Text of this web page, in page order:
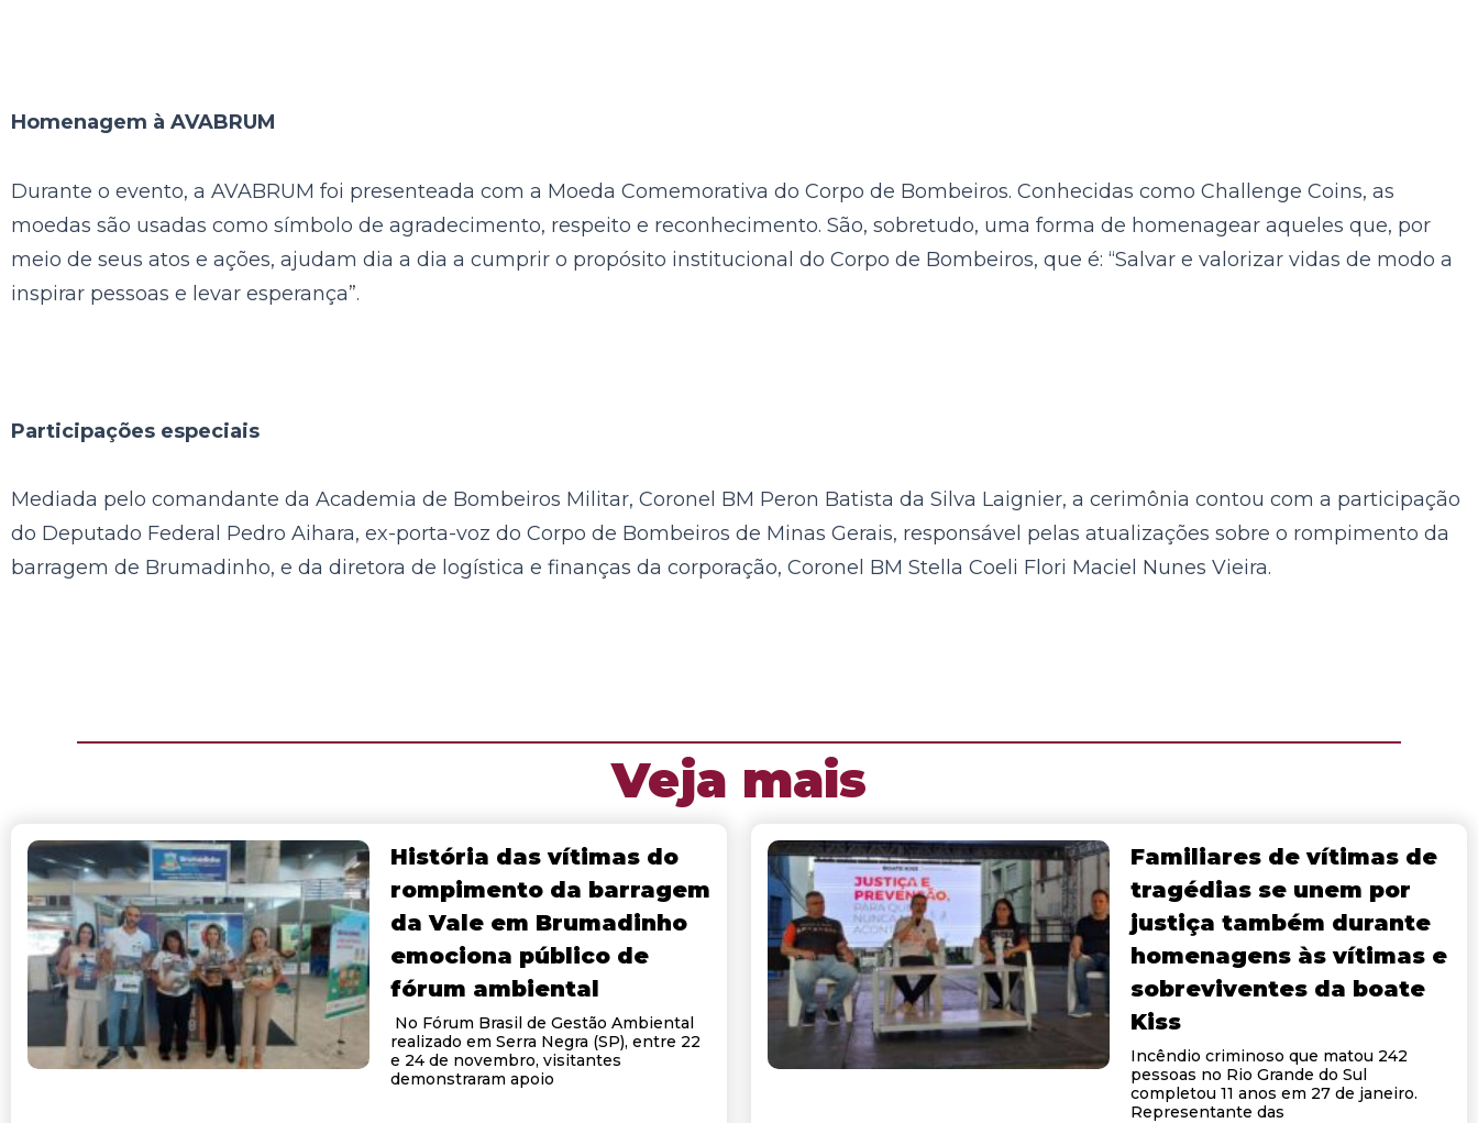
Homenagem à AVABRUM
Durante o evento, a AVABRUM foi presenteada com a Moeda Comemorativa do Corpo de Bombeiros. Conhecidas como Challenge Coins, as
moedas são usadas como símbolo de agradecimento, respeito e reconhecimento. São, sobretudo, uma forma de homenagear aqueles que, por
meio de seus atos e ações, ajudam dia a dia a cumprir o propósito institucional do Corpo de Bombeiros, que é: “Salvar e valorizar vidas de modo a
inspirar pessoas e levar esperança”.
Participações especiais
Mediada pelo comandante da Academia de Bombeiros Militar, Coronel BM Peron Batista da Silva Laignier, a cerimônia contou com a participação
do Deputado Federal Pedro Aihara, ex-porta-voz do Corpo de Bombeiros de Minas Gerais, responsável pelas atualizações sobre o rompimento da
barragem de Brumadinho, e da diretora de logística e finanças da corporação, Coronel BM Stella Coeli Flori Maciel Nunes Vieira.
Veja mais
História das vítimas do
rompimento da barragem
da Vale em Brumadinho
emociona público de
fórum ambiental
No Fórum Brasil de Gestão Ambiental
realizado em Serra Negra (SP), entre 22
e 24 de novembro, visitantes
demonstraram apoio
Familiares de vítimas de
tragédias se unem por
justiça também durante
homenagens às vítimas e
sobreviventes da boate
Kiss
Incêndio criminoso que matou 242
pessoas no Rio Grande do Sul
completou 11 anos em 27 de janeiro.
Representante das